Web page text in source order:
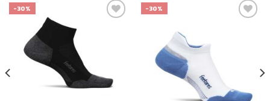
-30% -30%